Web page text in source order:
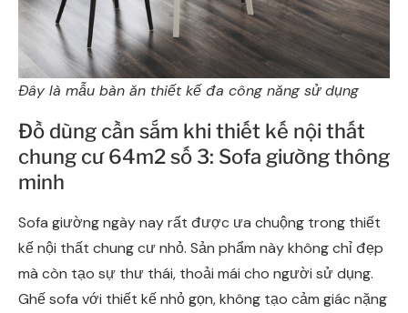
Đây là mẫu bàn ăn thiết kế đa công năng sử dụng
Đồ dùng cần sắm khi thiết kế nội thất
chung cư 64m2 số 3: Sofa giường thông
minh
Sofa giường ngày nay rất được ưa chuộng trong thiết
kế nội thất chung cư nhỏ. Sản phẩm này không chỉ đẹp
mà còn tạo sự thư thái, thoải mái cho người sử dụng.
Ghế sofa với thiết kế nhỏ gọn, không tạo cảm giác nặng